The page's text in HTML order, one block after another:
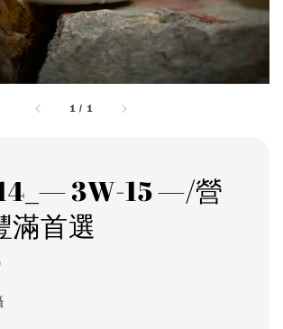
1 / 1
3W-15 —/營
滿首選